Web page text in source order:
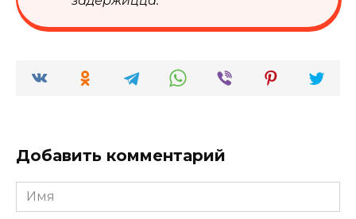
Добавить комментарий
Имя
*